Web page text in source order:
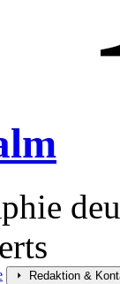
Redaktion &